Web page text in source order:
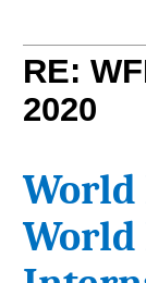
RE:
2020
World
World